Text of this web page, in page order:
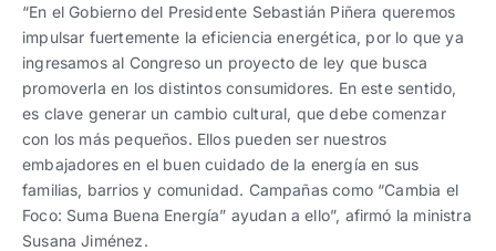
“En el Gobierno del Presidente Sebastián Piñera queremos
impulsar fuertemente la eficiencia energética, por lo que ya
ingresamos al Congreso un proyecto de ley que busca
promoverla en los distintos consumidores. En este sentido,
es clave generar un cambio cultural, que debe comenzar
con los más pequeños. Ellos pueden ser nuestros
embajadores en el buen cuidado de la energía en sus
familias, barrios y comunidad. Campañas como “Cambia el
Foco: Suma Buena Energía” ayudan a ello”, afirmó la ministra
Susana Jiménez.